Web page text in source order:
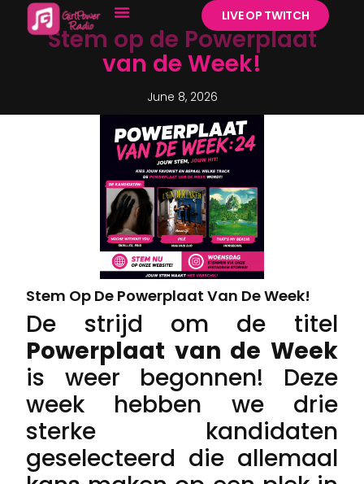
LIVE OP TWITCH
Stem op de Powerplaat
van de Week!
June 8, 2026
Stem Op De Powerplaat Van De Week!
De strijd om de titel
Powerplaat van de Week
is weer begonnen! Deze
week hebben we drie
sterke kandidaten
geselecteerd die allemaal